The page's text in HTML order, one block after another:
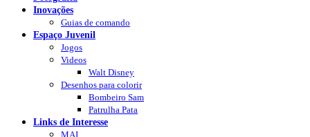
Inovações
Guias de comando
Espaço Juvenil
Jogos
Videos
Walt Disney
Desenhos para colorir
Bombeiro Sam
Patrulha Pata
Links de Interesse
MAI